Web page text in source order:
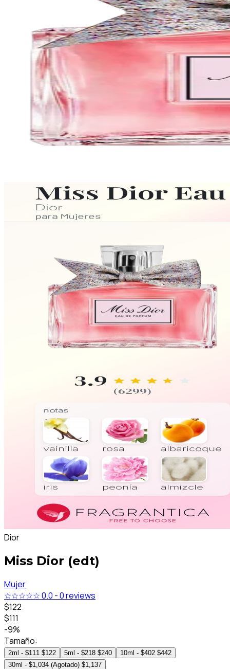
Dior
Miss Dior (edt)
Mujer
☆☆☆☆☆0.0 -0 reviews
$122
$111
-9%
Tamaño:
2ml - $111 $122 5ml - $218 $240 10ml - $402 $442
30ml - $1,034 (Agotado) $1,137